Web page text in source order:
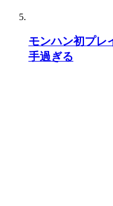
モンハン初プレ
手過ぎる